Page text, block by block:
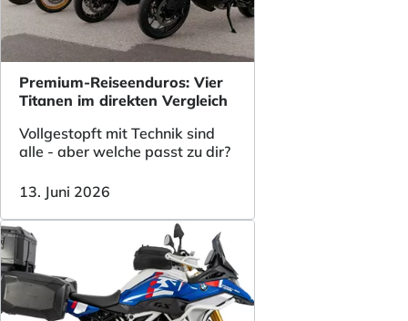
Premium-Reiseenduros: Vier
Titanen im direkten Vergleich
Vollgestopft mit Technik sind
alle - aber welche passt zu dir?
13. Juni 2026